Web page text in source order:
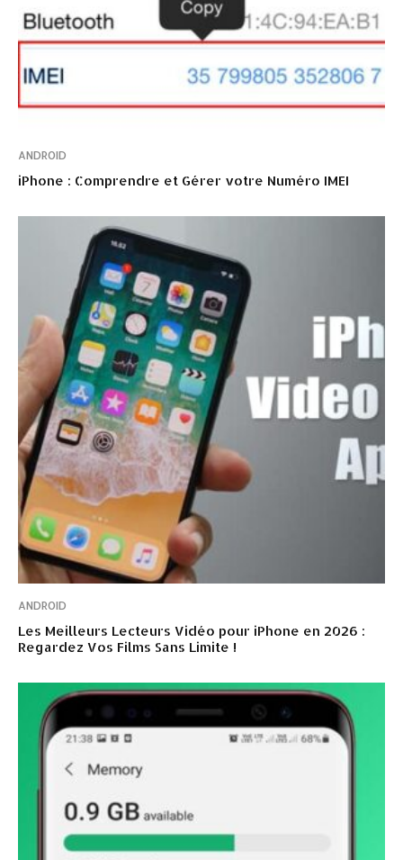
ANDROID
iPhone : Comprendre et Gérer votre Numéro IMEI
ANDROID
Les Meilleurs Lecteurs Vidéo pour iPhone en 2026 :
Regardez Vos Films Sans Limite !